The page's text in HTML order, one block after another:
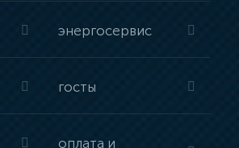
энергосервис
госты
оплата и